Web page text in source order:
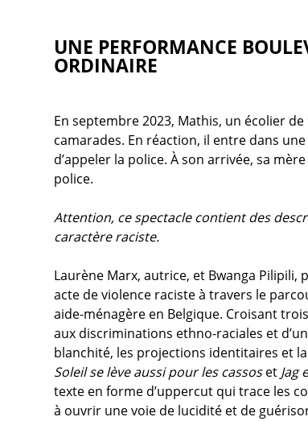
UNE PERFORMANCE
ORDINAIRE
En septembre 2023, Mathis, un écolier
camarades. En réaction, il entre dans
d’appeler la police. À son arrivée, sa
police.
Attention, ce spectacle contient des
caractère raciste.
Laurène Marx, autrice, et Bwanga
acte de violence raciste à travers le
aide-ménagère en Belgique. Croisant
aux discriminations ethno-raciales et
blanchité, les projections identitaires et
Soleil se lève aussi pour les cassoset Jag
texte en forme d’uppercut qui trace les
à ouvrir une voie de lucidité et de